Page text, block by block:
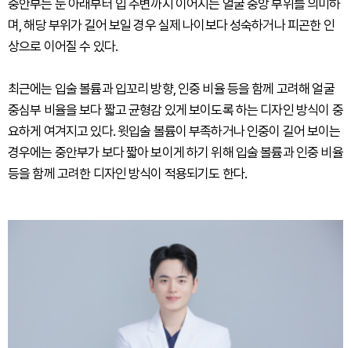
중안부는 눈 아래부터 입 주변까지 이어지는 얼굴 중앙 부위를 의미하
며, 해당 부위가 길어 보일 경우 실제 나이보다 성숙하거나 피곤한 인
상으로 이어질 수 있다.
최근에는 입술 볼륨과 입꼬리 방향, 인중 비율 등을 함께 고려해 얼굴
중심부 비율을 보다 짧고 균형감 있게 보이도록 하는 디자인 방식이 중
요하게 여겨지고 있다. 윗입술 볼륨이 부족하거나 인중이 길어 보이는
경우에는 중안부가 보다 짧아 보이게 하기 위해 입술 볼륨과 인중 비율
등을 함께 고려한 디자인 방식이 적용되기도 한다.